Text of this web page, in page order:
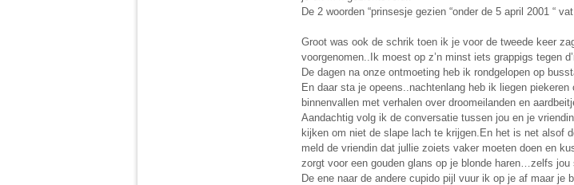
De 2 woorden “prinsesje gezien “onder de 5 april 2001 “
Groot was ook de schrik toen ik je voor de tweede keer
voorgenomen..Ik moest op z’n minst iets grappigs tegen
De dagen na onze ontmoeting heb ik rondgelopen op
En daar sta je opeens..nachtenlang heb ik liegen
binnenvallen met verhalen over droomeilanden en
Aandachtig volg ik de conversatie tussen jou en je
kijken om niet de slape lach te krijgen.En het is net alsof
meld de vriendin dat jullie zoiets vaker moeten doen en
zorgt voor een gouden glans op je blonde haren…zelfs
De ene naar de andere cupido pijl vuur ik op je af maar